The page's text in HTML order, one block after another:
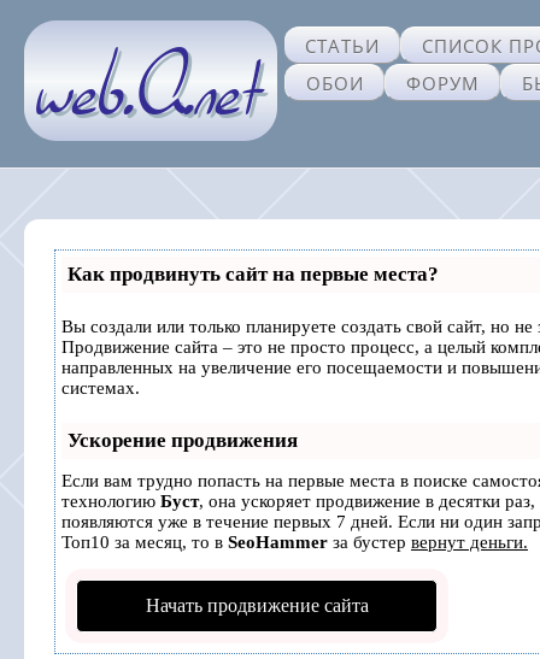
СТАТЬИ
СПИСОК
ОБОИ
ФОРУМ
Как продвинуть сайт на первые места?
Вы создали или только планируете создать свой сайт, но не
Продвижение сайта – это не просто процесс, а целый
направленных на увеличение его посещаемости и
системах.
Ускорение продвижения
Если вам трудно попасть на первые места в поиске
технологию Буст, она ускоряет продвижение в десятки
появляются уже в течение первых 7 дней. Если ни один
Топ10 за месяц, то в SeoHammer за бустер вернут деньги.
Начать продвижение сайта